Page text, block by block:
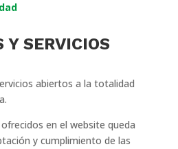
Y SERVICIOS
abiertos a la totalidad
en el website queda
y cumplimiento de las